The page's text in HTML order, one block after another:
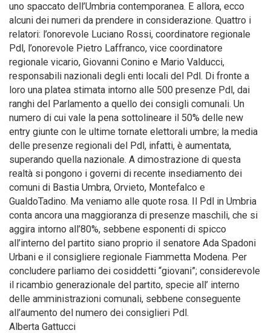
uno spaccato dell’Umbria contemporanea. E allora, ecco
alcuni dei numeri da prendere in considerazione. Quattro i
relatori: l’onorevole Luciano Rossi, coordinatore regionale
Pdl, l’onorevole Pietro Laffranco, vice coordinatore
regionale vicario, Giovanni Conino e Mario Valducci,
responsabili nazionali degli enti locali del Pdl. Di fronte a
loro una platea stimata intorno alle 500 presenze Pdl, dai
ranghi del Parlamento a quello dei consigli comunali. Un
numero di cui vale la pena sottolineare il 50% delle new
entry giunte con le ultime tornate elettorali umbre; la media
delle presenze regionali del Pdl, infatti, è aumentata,
superando quella nazionale. A dimostrazione di questa
realtà si pongono i governi di recente insediamento dei
comuni di Bastia Umbra, Orvieto, Montefalco e
GualdoTadino. Ma veniamo alle quote rosa. Il Pdl in Umbria
conta ancora una maggioranza di presenze maschili, che si
aggira intorno all’80%, sebbene esponenti di spicco
all’interno del partito siano proprio il senatore Ada Spadoni
Urbani e il consigliere regionale Fiammetta Modena. Per
concludere parliamo dei cosiddetti “giovani”; considerevole
il ricambio generazionale del partito, specie all’ interno
delle amministrazioni comunali, sebbene conseguente
all’aumento del numero dei consiglieri Pdl.
Alberta Gattucci